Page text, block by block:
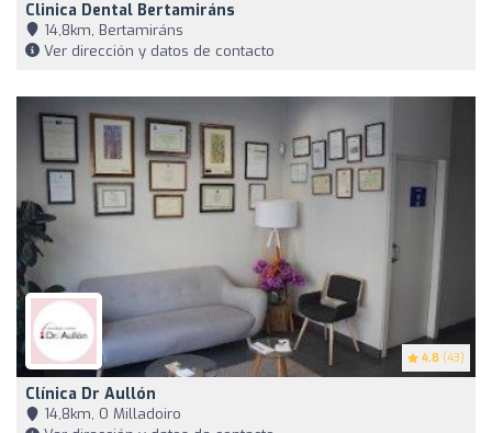
Clinica Dental Bertamiráns
14,8km, Bertamiráns
Ver dirección y datos de contacto
4.8 (43)
Clínica Dr Aullón
14,8km, O Milladoiro